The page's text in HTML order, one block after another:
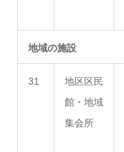
地域の施設
31
地区区民
館・地域
集会所